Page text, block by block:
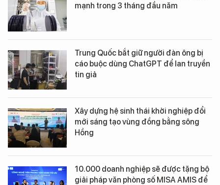
mạnh trong 3 tháng đầu năm
Trung Quốc bắt giữ người đàn ông bị
cáo buộc dùng ChatGPT để lan truyền
tin giả
Xây dựng hệ sinh thái khởi nghiệp đổi
mới sáng tạo vùng đồng bằng sông
Hồng
10.000 doanh nghiệp sẽ được tặng bộ
giải pháp văn phòng số MISA AMIS để